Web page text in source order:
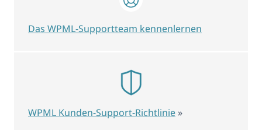
Das WPML-Supportteam kennenlernen
WPML Kunden-Support-Richtlinie »